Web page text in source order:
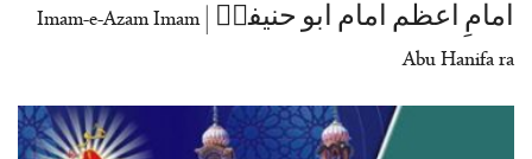
امامِ اعظم امام ابو حنیفہؒ | Imam-e-Azam Imam
Abu Hanifa ra